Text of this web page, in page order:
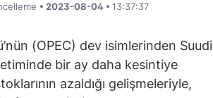
• 2023-08-04 • 13:37:37
(OPEC) dev isimlerinden Suudi
bir ay daha kesintiye
azaldığı gelişmeleriyle,